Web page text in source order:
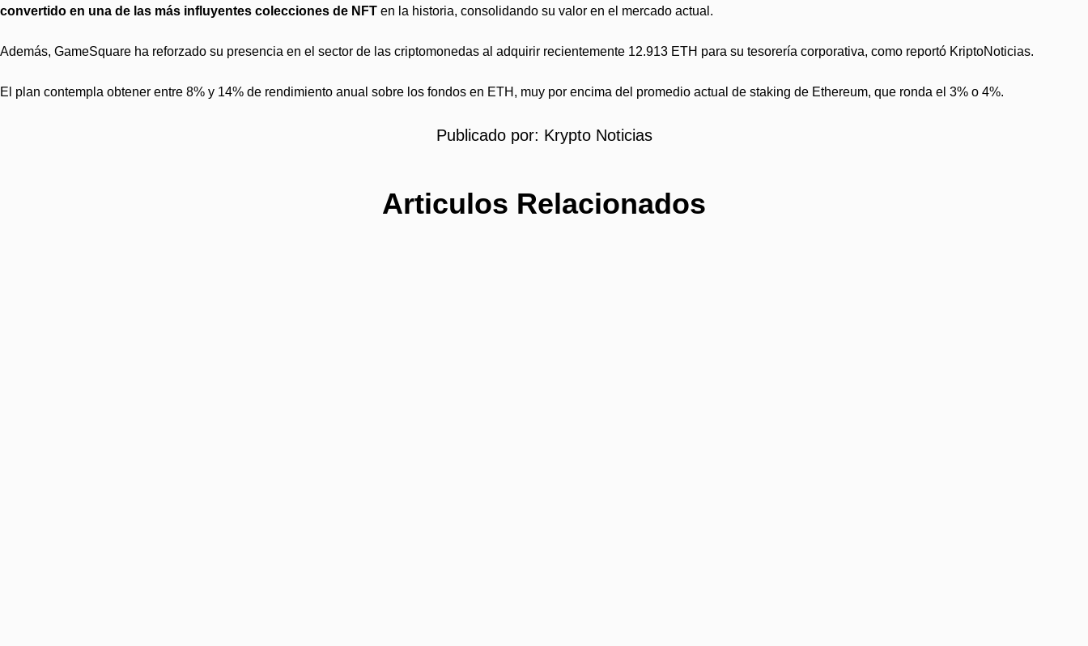
convertido en una de las más influyentes colecciones de NFT en la historia, consolidando su valor en el mercado actual.
Además, GameSquare ha reforzado su presencia en el sector de las criptomonedas al adquirir recientemente 12.913 ETH para su tesorería corporativa, como reportó KriptoNoticias.
El plan contempla obtener entre 8% y 14% de rendimiento anual sobre los fondos en ETH, muy por encima del promedio actual de staking de Ethereum, que ronda el 3% o 4%.
Publicado por: Krypto Noticias
Articulos Relacionados